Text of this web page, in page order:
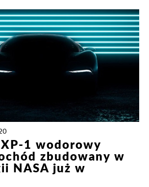
1 wodorowy
zbudowany w
NASA już w